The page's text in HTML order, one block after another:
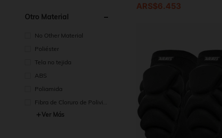
Otro Material
No Other Material
Poliéster
Tela no tejida
ABS
Poliamida
Fibra de Cloruro de Polivinil
Ver Más
ARS$6.453